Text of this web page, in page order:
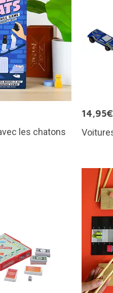
les chatons
14,95€